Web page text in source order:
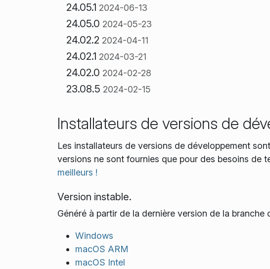
24.05.1 2024-06-13
24.05.0 2024-05-23
24.02.2 2024-04-11
24.02.1 2024-03-21
24.02.0 2024-02-28
23.08.5 2024-02-15
Installateurs de versions de
Les installateurs de versions de développement
versions ne sont fournies que pour des besoins de
meilleurs !
Version instable.
Généré à partir de la dernière version de la branche
Windows
macOS ARM
macOS Intel